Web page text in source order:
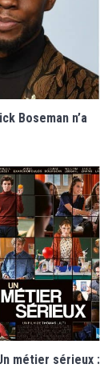
Boseman n’a
métier sérieux :